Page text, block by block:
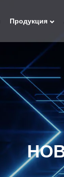
Продукция